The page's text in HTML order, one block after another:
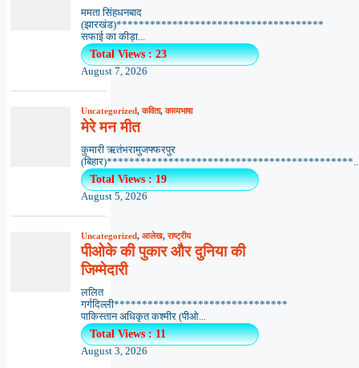
ममता सिंहधनबाद
(झारखंड)*************************************
सफाई का कीड़ा...
Total Views : 23
August 7, 2026
Uncategorized,कविता,काव्यभाषा
मेरे मन मीत
कुमारी ऋतंभरामुजफ्फरपुर
Total Views : 19
August 5, 2026
Uncategorized, आलेख,राष्ट्रीय
पीओके की पुकार और दुनिया की
जिम्मेदारी
ललित
गर्गदिल्ली*******************************
पाकिस्तान अधिकृत कश्मीर (पीओ...
Total Views : 11
August 3, 2026